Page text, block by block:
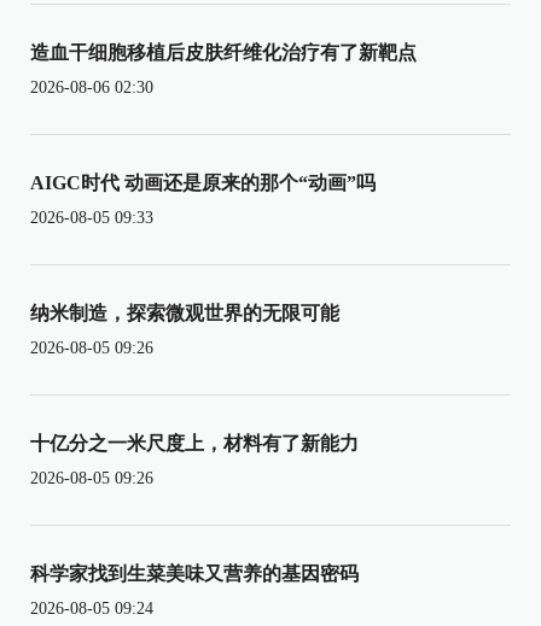
造血干细胞移植后皮肤纤维化治疗有了新靶点
2026-08-06 02:30
AIGC时代 动画还是原来的那个“动画”吗
2026-08-05 09:33
纳米制造，探索微观世界的无限可能
2026-08-05 09:26
十亿分之一米尺度上，材料有了新能力
2026-08-05 09:26
科学家找到生菜美味又营养的基因密码
2026-08-05 09:24